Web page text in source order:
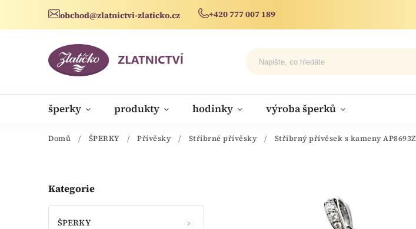
obchod@zlatnictvi-zlaticko.cz +420 777 007 189
šperky produkty hodinky výroba šperků
novinky
Domů / ŠPERKY / Přívěsky / Stříbrné přívěsky / Stříbrný přívěsek s kameny AP8693Z
Kategorie
ŠPERKY